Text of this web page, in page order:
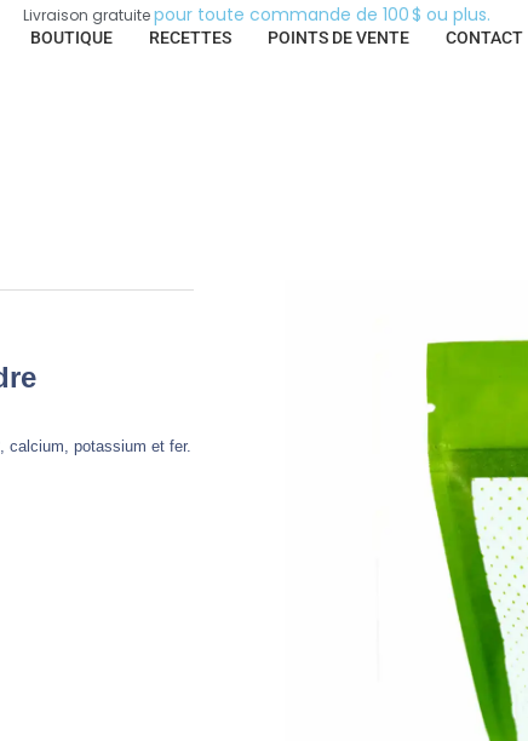
Livraison gratuitepour toute commande de 100$ ou plus.
BOUTIQUE RECETTES POINTS DE VENTE CONTACT
calcium, potassium et fer.